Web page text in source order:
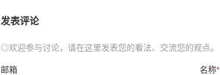
发表评论
◎欢迎参与讨论，请在这里发表您的看法、交流您的观点。
名称*
邮箱